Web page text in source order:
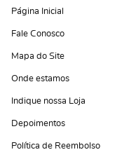
Página Inicial
Fale Conosco
Mapa do Site
Onde estamos
Indique nossa Loja
Depoimentos
Política de Reembolso